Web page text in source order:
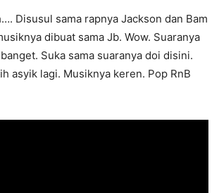
Disusul sama rapnya Jackson dan Bam
dibuat sama Jb. Wow. Suaranya
Suka sama suaranya doi disini.
asyik lagi. Musiknya keren. Pop RnB